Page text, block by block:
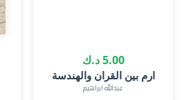
5.00 د.ك
‎ارم بين القران والهندسة‎
عبدالله ابراهيم